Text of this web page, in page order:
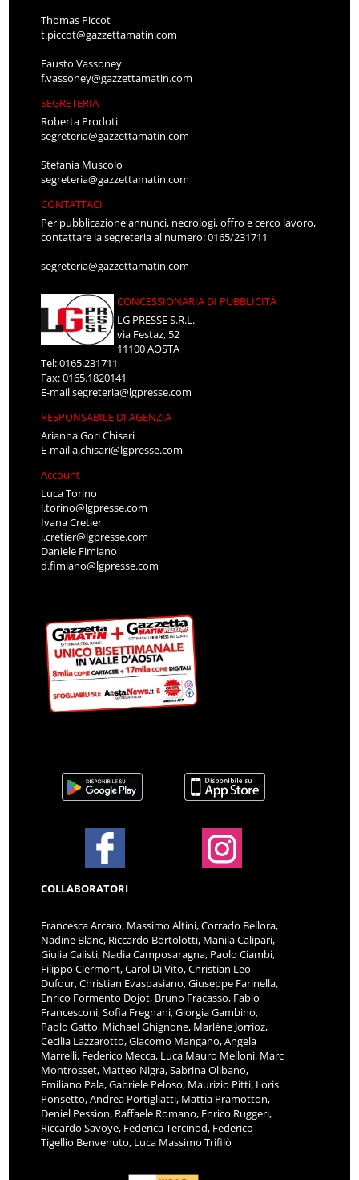
Thomas Piccot
t.piccot@gazzettamatin.com
Fausto Vassoney
f.vassoney@gazzettamatin.com
SEGRETERIA
Roberta Prodoti
segreteria@gazzettamatin.com
Stefania Muscolo
segreteria@gazzettamatin.com
CONTATTACI
Per pubblicazione annunci, necrologi, offro e cerco lavoro,
contattare la segreteria al numero: 0165/231711
segreteria@gazzettamatin.com
CONCESSIONARIA DI PUBBLICITÀ
LG PRESSE S.R.L.
via Festaz, 52
11100 AOSTA
Tel: 0165.231711
Fax: 0165.1820141
E-mailsegreteria@lgpresse.com
RESPONSABILE DI AGENZIA
Arianna Gori Chisari
E-maila.chisari@lgpresse.com
Account
Luca Torino
l.torino@lgpresse.com
Ivana Cretier
i.cretier@lgpresse.com
Daniele Fimiano
d.fimiano@lgpresse.com
COLLABORATORI
Francesca Arcaro, Massimo Altini, Corrado Bellora,
Nadine Blanc, Riccardo Bortolotti, Manila Calipari,
Giulia Calisti, Nadia Camposaragna, Paolo Ciambi,
Filippo Clermont, Carol Di Vito, Christian Leo
Dufour, Christian Evaspasiano, Giuseppe Farinella,
Enrico Formento Dojot, Bruno Fracasso, Fabio
Francesconi, Sofia Fregnani, Giorgia Gambino,
Paolo Gatto, Michael Ghignone, Marlène Jorrioz,
Cecilia Lazzarotto, Giacomo Mangano, Angela
Marrelli, Federico Mecca, Luca Mauro Melloni, Marc
Montrosset, Matteo Nigra, Sabrina Olibano,
Emiliano Pala, Gabriele Peloso, Maurizio Pitti, Loris
Ponsetto, Andrea Portigliatti, Mattia Pramotton,
Deniel Pession, Raffaele Romano, Enrico Ruggeri,
Riccardo Savoye, Federica Tercinod, Federico
Tigellio Benvenuto, Luca Massimo Trifilò